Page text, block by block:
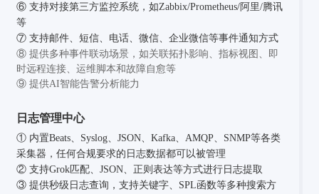
⑥ 支持对接第三方监控系统，如Zabbix/Prometheus/阿里/腾讯
等
⑦ 支持邮件、短信、电话、微信、企业微信等事件通知方式
⑧ 提供多种事件联动场景，如关联拓扑影响、指标视图、即
时远程连接、运维脚本和故障自愈等
⑨ 提供AI智能告警分析能力
日志管理中心
① 内置Beats、Syslog、JSON、Kafka、AMQP、SNMP等各类
采集器，任何合规要求的日志数据都可以被管理
② 支持Grok匹配、JSON、正则表达等方式进行日志提取
③ 提供秒级日志查询，支持关键字、SPL函数等多种搜索方